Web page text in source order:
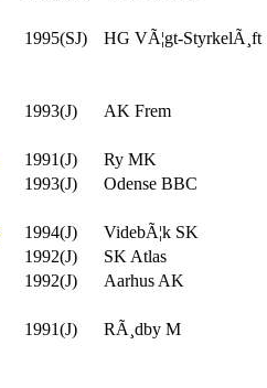
1995(SJ)
HG VÃ¦gt-StyrkelÃ¸ft
1993(J)
AK Frem
1991(J)
Ry MK
1993(J)
Odense BBC
1994(J)
VidebÃ¦k SK
1992(J)
SK Atlas
1992(J)
Aarhus AK
1991(J)
RÃ¸dby M